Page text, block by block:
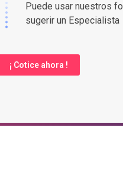
Puede usar nuestros
sugerir un Especialista
¡ Cotice ahora !